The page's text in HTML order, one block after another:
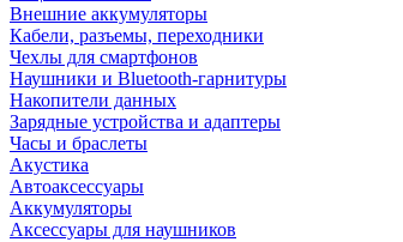
Внешние аккумуляторы
Кабели, разъемы, переходники
Чехлы для смартфонов
Наушники и Bluetooth-гарнитуры
Накопители данных
Зарядные устройства и адаптеры
Часы и браслеты
Акустика
Автоаксессуары
Аккумуляторы
Аксессуары для наушников